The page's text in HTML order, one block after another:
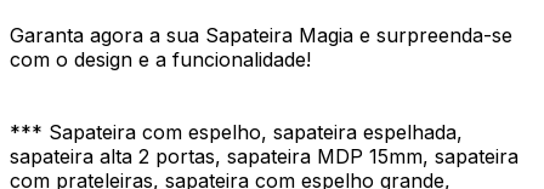
Garanta agora a sua Sapateira Magia e surpreenda-se
com o design e a funcionalidade!
*** Sapateira com espelho, sapateira espelhada,
sapateira alta 2 portas, sapateira MDP 15mm, sapateira
com prateleiras, sapateira com espelho grande,